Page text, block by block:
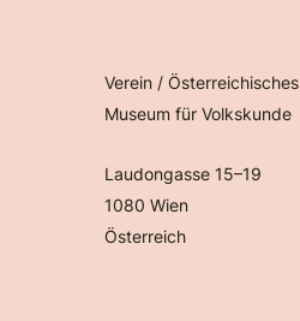
Verein / Österreichisches
Museum für Volkskunde
Laudongasse 15–19
1080 Wien
Österreich